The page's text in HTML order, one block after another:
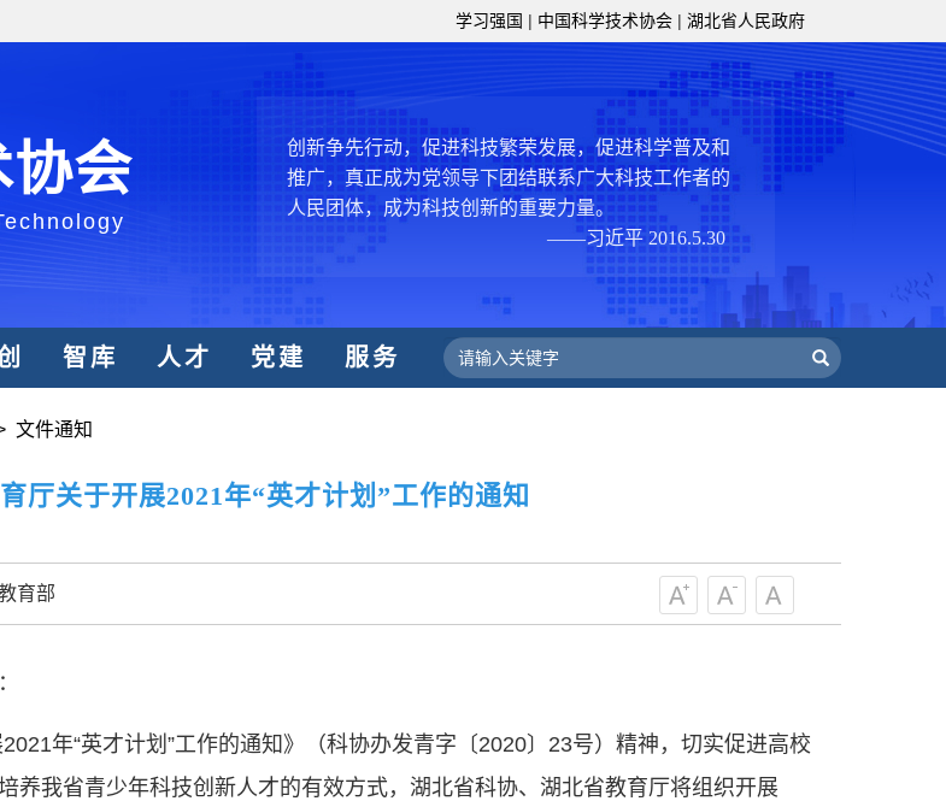
学习强国 | 中国科学技术协会 | 湖北省人民政府
协会
创新驱动发展服务、为提高全民科学素质服务、为党
型、平台型科协组织建设，接长手臂，扎根基层，团
结引领广大科技工作者积极进军科技创新，组织开展
创新争先行动，促进科技繁荣发展，促进科学普及和
推广，真正成为党领导下团结联系广大科技工作者的
人民团体，成为科技创新的重要力量。
——习近平 2016.5.30
中国科协要肩负起党和政府联系科技工作者桥梁
和纽带的职责，坚持为科技工作者服务、为创新驱动
发展服务、为提高全民科学素质服务、为党和政府科
学决策服务，更广泛地把广大科技工作者团结在党的
类命运共同体作出更大贡献。
中国科协各级组织要坚持为科技工作者服务、为
创新驱动发展服务、为提高全民科学素质服务、为党
和政府科学决策服务的职责定位,推动开放型、枢纽
推广，真正成为党领导下团结联系广大科技工作者的
人民团体，成为科技创新的重要力量。
智库 人才 党建 服务
文件通知
厅关于开展2021年“英才计划”工作的通知
育部
年“英才计划”工作的通知》（科协办发青字〔2020〕23号）精神，切实促进高校
养我省青少年科技创新人才的有效方式，湖北省科协、湖北省教育厅将组织开展